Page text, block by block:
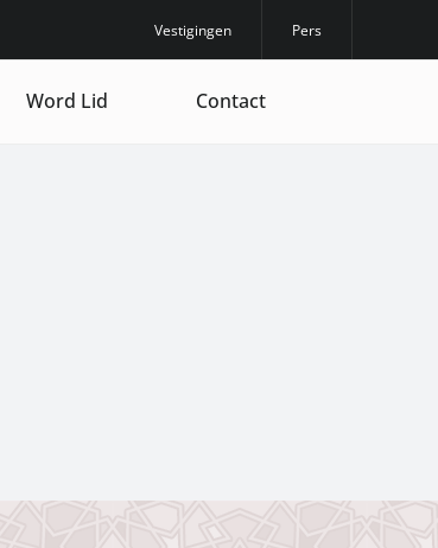
Vestigingen Pers
Word Lid Contact